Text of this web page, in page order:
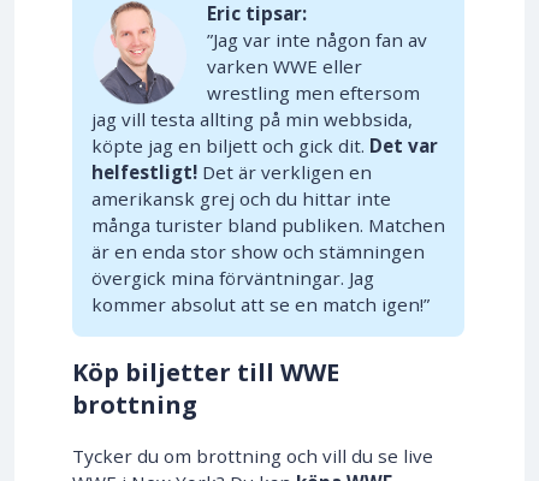
Eric tipsar:
”Jag var inte någon fan av
varken WWE eller
wrestling men eftersom
jag vill testa allting på min webbsida,
köpte jag en biljett och gick dit. Det var
helfestligt! Det är verkligen en
amerikansk grej och du hittar inte
många turister bland publiken. Matchen
är en enda stor show och stämningen
övergick mina förväntningar. Jag
kommer absolut att se en match igen!”
Köp biljetter till WWE
brottning
Tycker du om brottning och vill du se live